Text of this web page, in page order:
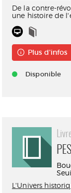
De la contre-
une histoire de
Plus d'infos
Disponible
L'Univers